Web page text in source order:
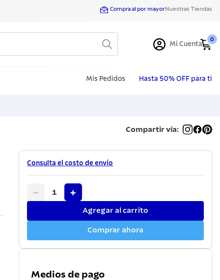
Compra al por mayorNuestras Tiendas
Mi Cuenta
0
Mis Pedidos Hasta 50% OFF para ti
Compartir vía:
Consulta el costo de envío
− 1 +
Agregar al carrito
Comprar ahora
Medios de pago